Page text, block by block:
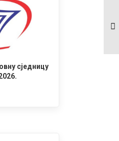
сједницу
ОДЛУКА, УЧЕШЋЕ НА
РСИ КЛАДОВО 11-
14.6.2026.